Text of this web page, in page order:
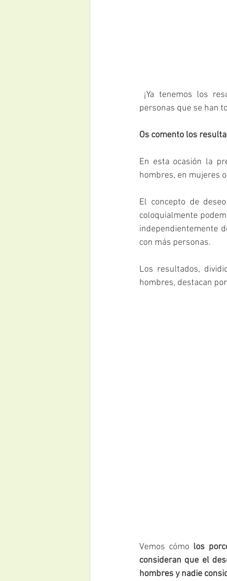
personas que se han
Os comento los
En esta ocasión la
hombres, en mujeres
El concepto de
coloquialmente
independientemente
con más personas.
Los resultados,
hombres, destacan
Vemos cómo los
consideran que el
hombres y nadie